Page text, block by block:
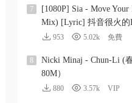
7
[1080P] Sia - Move Your
Mix) [Lyric] 抖音很火的
953 5.02k 免費
8
Nicki Minaj - Chun-Li (
80M）
880 3.57k VIP